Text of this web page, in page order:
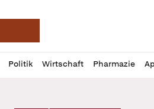
Deutsche Apotheker
Politik Wirtschaft Pharmazie
Profil
öffnen
Daz
Pur